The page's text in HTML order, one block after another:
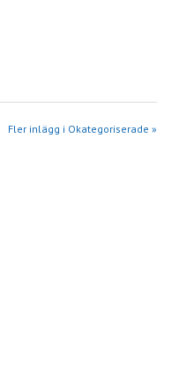
Fler inlägg i Okategoriserade »